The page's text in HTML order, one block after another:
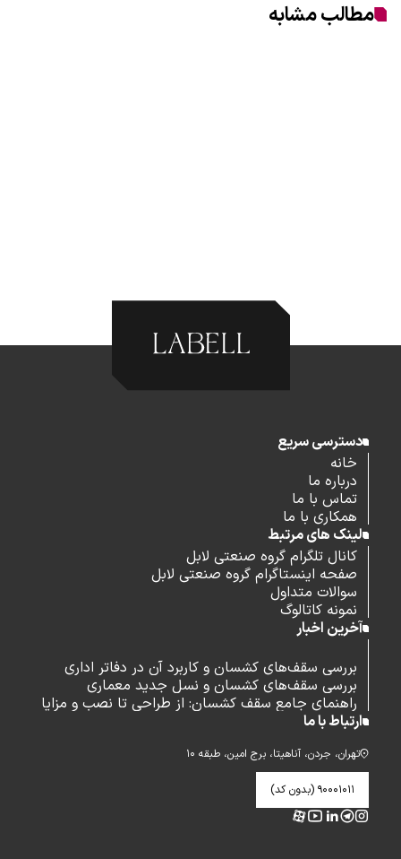
مطالب مشابه
دسترسی سریع
خانه
درباره ما
تماس با ما
همکاری با ما
لینک های مرتبط
کانال تلگرام گروه صنعتی لابل
صفحه اینستاگرام گروه صنعتی لابل
سوالات متداول
نمونه کاتالوگ
آخرین اخبار
بررسی سقف‌های کشسان و کاربرد آن در دفاتر اداری
بررسی سقف‌های کشسان و نسل جدید معماری
راهنمای جامع سقف کشسان: از طراحی تا نصب و مزایا
ارتباط با ما
تهران، جردن، آناهیتا، برج امین، طبقه ۱۰
۹۰۰۰۱۰۱۱ (بدون کد)